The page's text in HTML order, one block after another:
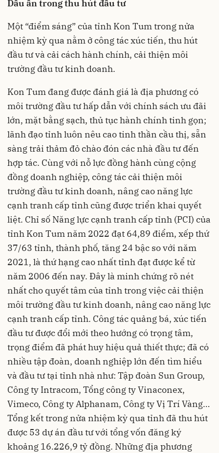
Dấu ấn trong thu hút đầu tư
Một “điểm sáng” của tỉnh Kon Tum trong nửa
nhiệm kỳ qua nằm ở công tác xúc tiến, thu hút
đầu tư và cải cách hành chính, cải thiện môi
trường đầu tư kinh doanh.
Kon Tum đang được đánh giá là địa phương có
môi trường đầu tư hấp dẫn với chính sách ưu đãi
lớn, mặt bằng sạch, thủ tục hành chính tinh gọn;
lãnh đạo tỉnh luôn nêu cao tinh thần cầu thị, sẵn
sàng trải thảm đỏ chào đón các nhà đầu tư đến
hợp tác. Cùng với nỗ lực đồng hành cùng cộng
đồng doanh nghiệp, công tác cải thiện môi
trường đầu tư kinh doanh, nâng cao năng lực
cạnh tranh cấp tỉnh cũng được triển khai quyết
liệt. Chỉ số Năng lực cạnh tranh cấp tỉnh (PCI) của
tỉnh Kon Tum năm 2022 đạt 64,89 điểm, xếp thứ
37/63 tỉnh, thành phố, tăng 24 bậc so với năm
2021, là thứ hạng cao nhất tỉnh đạt được kể từ
năm 2006 đến nay. Đây là minh chứng rõ nét
nhất cho quyết tâm của tỉnh trong việc cải thiện
môi trường đầu tư kinh doanh, nâng cao năng lực
cạnh tranh cấp tỉnh. Công tác quảng bá, xúc tiến
đầu tư được đổi mới theo hướng có trọng tâm,
trọng điểm đã phát huy hiệu quả thiết thực; đã có
nhiều tập đoàn, doanh nghiệp lớn đến tìm hiểu
và đầu tư tại tỉnh nhà như: Tập đoàn Sun Group,
Công ty Intracom, Tổng công ty Vinaconex,
Vimeco, Công ty Alphanam, Công ty Vị Trí Vàng…
Tổng kết trong nửa nhiệm kỳ qua tỉnh đã thu hút
được 53 dự án đầu tư với tổng vốn đăng ký
khoảng 16.226,9 tỷ đồng. Những địa phương